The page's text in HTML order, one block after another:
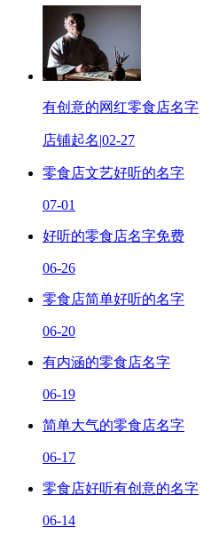
有创意的网红零食店名字
店铺起名|02-27
零食店文艺好听的名字
07-01
好听的零食店名字免费
06-26
零食店简单好听的名字
06-20
有内涵的零食店名字
06-19
简单大气的零食店名字
06-17
零食店好听有创意的名字
06-14